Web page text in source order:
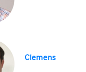
Clemens